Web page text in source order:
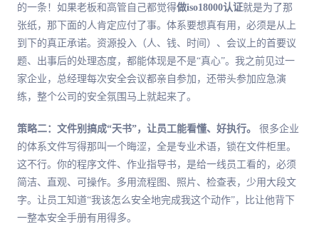
的一条！如果老板和高管自己都觉得做iso18000认证就是为了那
张纸，那下面的人肯定应付了事。体系要想真有用，必须是从上
到下的真正承诺。资源投入（人、钱、时间）、会议上的首要议
题、出事后的处理态度，都能体现是不是“真心”。我之前见过一
家企业，总经理每次安全会议都亲自参加，还带头参加应急演
练，整个公司的安全氛围马上就起来了。
策略二：文件别搞成“天书”，让员工能看懂、好执行。
很多企业
的体系文件写得那叫一个晦涩，全是专业术语，锁在文件柜里。
这不行。你的程序文件、作业指导书，是给一线员工看的，必须
简洁、直观、可操作。多用流程图、照片、检查表，少用大段文
字。让员工知道“我该怎么安全地完成我这个动作”，比让他背下
一整本安全手册有用得多。